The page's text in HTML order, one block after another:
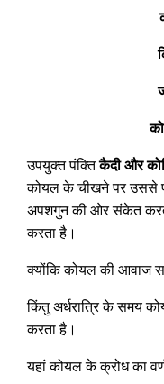
उपयुक्त पंक्तिकैदी और
कोयल के चीखने पर उससे
अपशगुन की ओर संकेत
करता है।
क्योंकि कोयल की आवाज
किंतु अर्धरात्रि के समय
करता है।
यहां कोयल के क्रोध का